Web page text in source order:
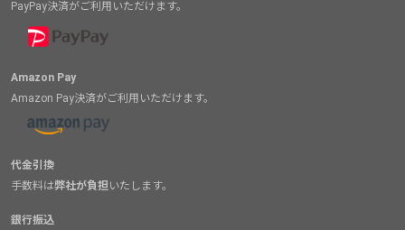
PayPay決済がご利用いただけます。
Amazon Pay
Amazon Pay決済がご利用いただけます。
代金引換
手数料は弊社が負担 いたします。
銀行振込